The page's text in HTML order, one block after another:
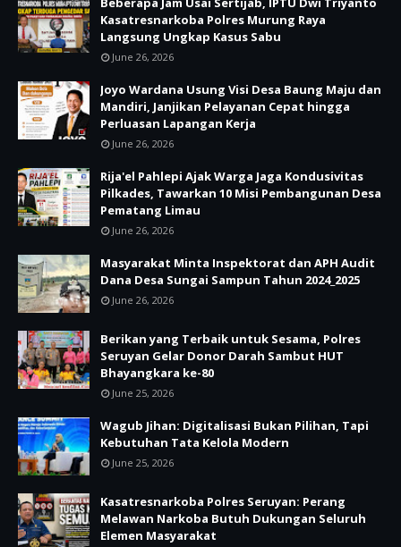
Kasatresnarkoba Polres Murung Raya
Langsung Ungkap Kasus Sabu
June 26, 2026
Joyo Wardana Usung Visi Desa Baung Maju dan
Mandiri, Janjikan Pelayanan Cepat hingga
Perluasan Lapangan Kerja
June 26, 2026
Rija'el Pahlepi Ajak Warga Jaga Kondusivitas
Pilkades, Tawarkan 10 Misi Pembangunan Desa
Pematang Limau
June 26, 2026
Masyarakat Minta Inspektorat dan APH Audit
Dana Desa Sungai Sampun Tahun 2024_2025
June 26, 2026
Berikan yang Terbaik untuk Sesama, Polres
Seruyan Gelar Donor Darah Sambut HUT
Bhayangkara ke-80
June 25, 2026
Wagub Jihan: Digitalisasi Bukan Pilihan, Tapi
Kebutuhan Tata Kelola Modern
June 25, 2026
Kasatresnarkoba Polres Seruyan: Perang
Melawan Narkoba Butuh Dukungan Seluruh
Elemen Masyarakat